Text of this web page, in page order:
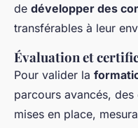
de développer des
transférables à leur
Évaluation et
Pour valider la
parcours avancés,
mises en place,